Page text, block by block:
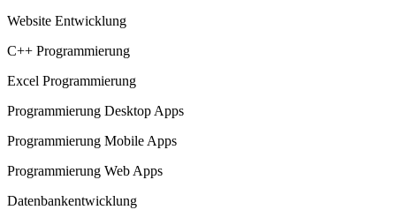
Website Entwicklung
C++ Programmierung
Excel Programmierung
Programmierung Desktop Apps
Programmierung Mobile Apps
Programmierung Web Apps
Datenbankentwicklung